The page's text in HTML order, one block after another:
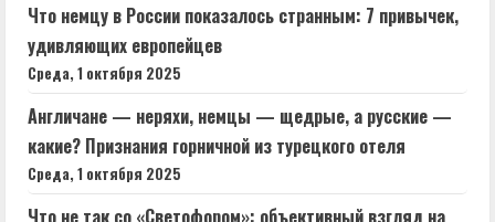
Что немцу в России показалось странным: 7 привычек,
удивляющих европейцев
Среда, 1 октября 2025
Англичане — неряхи, немцы — щедрые, а русские —
какие? Признания горничной из турецкого отеля
Среда, 1 октября 2025
Что не так со «Светофором»: объективный взгляд на